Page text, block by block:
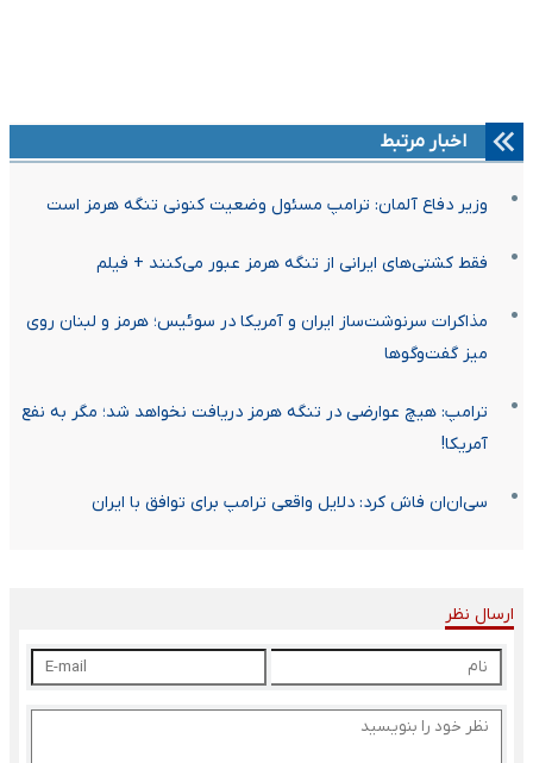
اخبار مرتبط
وزیر دفاع آلمان: ترامپ مسئول وضعیت کنونی تنگه هرمز است
فقط کشتی‌های ایرانی از تنگه هرمز عبور می‌کنند + فیلم
مذاکرات سرنوشت‌ساز ایران و آمریکا در سوئیس؛ هرمز و لبنان روی
میز گفت‌وگوها
ترامپ: هیچ عوارضی در تنگه هرمز دریافت نخواهد شد؛ مگر به نفع
آمریکا!
سی‌ان‌ان فاش کرد: دلایل واقعی ترامپ برای توافق با ایران
ارسال نظر